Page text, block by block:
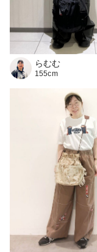
らむむ
155cm